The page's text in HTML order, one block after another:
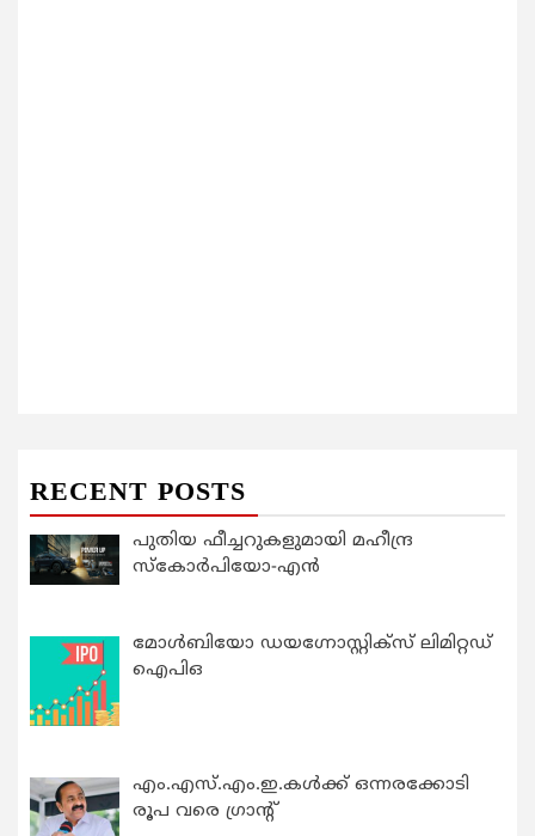
RECENT POSTS
പുതിയ ഫീച്ചറുകളുമായി മഹീന്ദ്ര
സ്കോർപിയോ-എൻ
മോൾബിയോ ഡയഗ്നോസ്റ്റിക്സ് ലിമിറ്റഡ്
ഐപിഒ
എം.എസ്.എം.ഇ.കൾക്ക് ഒന്നരക്കോടി
രൂപ വരെ ഗ്രാന്റ്